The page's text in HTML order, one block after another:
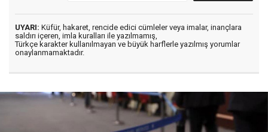
UYARI: Küfür, hakaret, rencide edici cümleler veya imalar, inançlara
saldırı içeren, imla kuralları ile yazılmamış,
Türkçe karakter kullanılmayan ve büyük harflerle yazılmış yorumlar
onaylanmamaktadır.